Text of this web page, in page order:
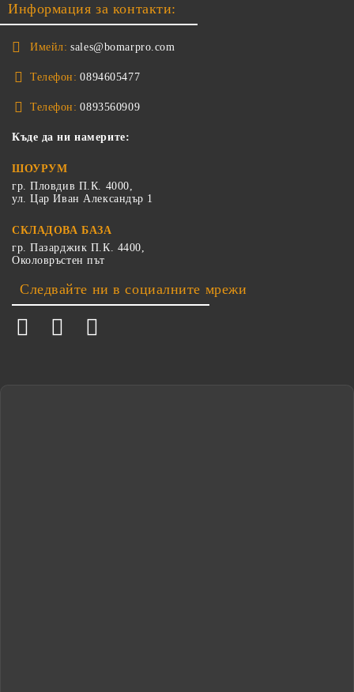
Информация за контакти:
Имейл: sales@bomarpro.com
Телефон: 0894605477
Телефон: 0893560909
Къде да ни намерите:
ШОУРУМ
гр. Пловдив П.К. 4000,
ул. Цар Иван Александър 1
СКЛАДОВА БАЗА
гр. Пазарджик П.К. 4400,
Околовръстен път
Следвайте ни в социалните мрежи